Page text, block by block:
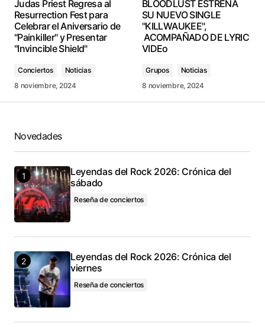
Judas Priest Regresa al
Resurrection Fest para
Celebrar el Aniversario de
"Painkiller" y Presentar
"Invincible Shield"
Conciertos
Noticias
8 noviembre, 2024
BLOODLUST ESTRENA
SU NUEVO SINGLE
"KILLWAUKEE",
ACOMPAÑADO DE LYRIC
VIDEo
Grupos
Noticias
8 noviembre, 2024
Novedades
Leyendas del Rock 2026: Crónica del
sábado
Reseña de conciertos
Leyendas del Rock 2026: Crónica del
viernes
Reseña de conciertos